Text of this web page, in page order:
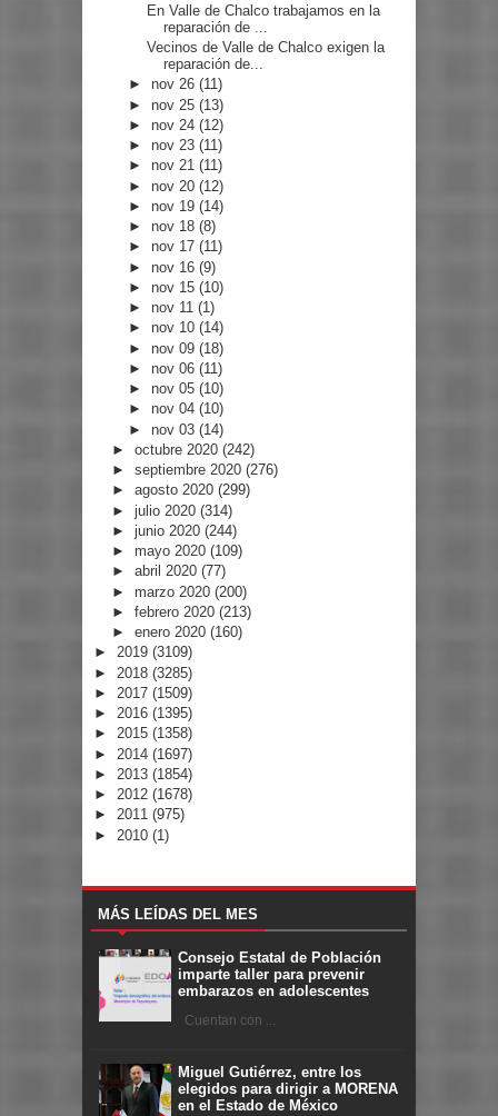
En Valle de Chalco trabajamos en la
reparación de ...
Vecinos de Valle de Chalco exigen la
reparación de...
► nov 26(11)
► nov 25(13)
► nov 24(12)
► nov 23(11)
► nov 21(11)
► nov 20(12)
► nov 19(14)
► nov 18(8)
► nov 17(11)
► nov 16(9)
► nov 15(10)
► nov 11(1)
► nov 10(14)
► nov 09(18)
► nov 06(11)
► nov 05(10)
► nov 04(10)
► nov 03(14)
► octubre 2020 (242)
► septiembre 2020 (276)
► agosto 2020 (299)
► julio 2020 (314)
► junio 2020 (244)
► mayo 2020 (109)
► abril 2020 (77)
► marzo 2020 (200)
► febrero 2020 (213)
► enero 2020 (160)
► 2019 (3109)
► 2018 (3285)
► 2017 (1509)
► 2016 (1395)
► 2015 (1358)
► 2014 (1697)
► 2013 (1854)
► 2012 (1678)
► 2011 (975)
► 2010 (1)
MÁS LEÍDAS DEL MES
Consejo Estatal de Población
imparte taller para prevenir
embarazos en adolescentes
Cuentan con ...
Miguel Gutiérrez, entre los
elegidos para dirigir a MORENA
en el Estado de México